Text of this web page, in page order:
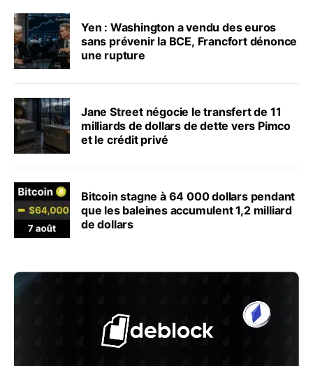
Yen : Washington a vendu des euros
sans prévenir la BCE, Francfort dénonce
une rupture
Jane Street négocie le transfert de 11
milliards de dollars de dette vers Pimco
et le crédit privé
Bitcoin stagne à 64 000 dollars pendant
que les baleines accumulent 1,2 milliard
de dollars